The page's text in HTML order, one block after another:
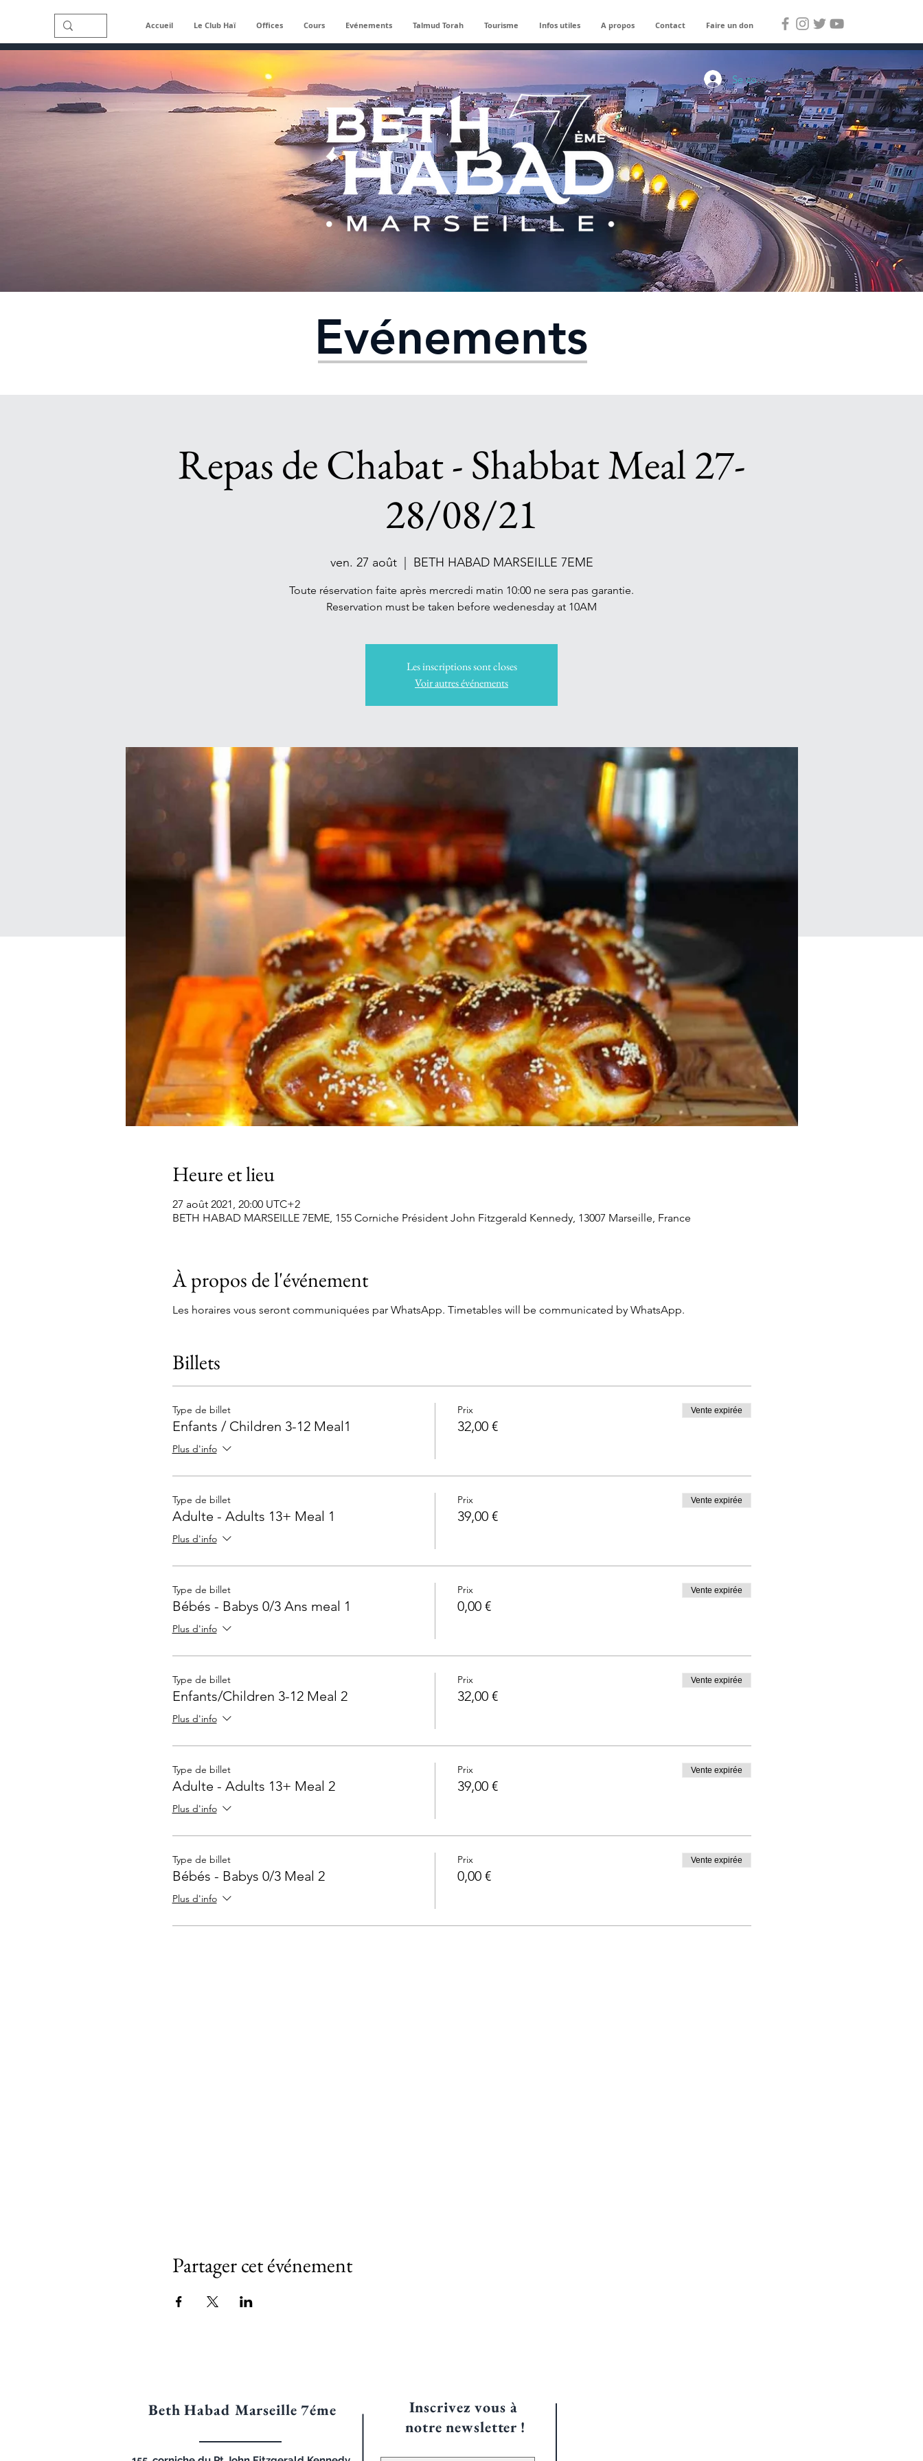
Accueil Le Club Haï Offices Cours Evénements Talmud Torah Tourisme Infos utiles A propos Contact Faire un don
Evénements
Repas de Chabat - Shabbat Meal 27-
28/08/21
ven. 27 août
  |
BETH HABAD MARSEILLE 7EME
Toute réservation faite après mercredi matin 10:00 ne sera pas garantie.
Reservation must be taken before wedenesday at 10AM
Les inscriptions sont closes
Voir autres événements
Heure et lieu
27 août 2021, 20:00 UTC+2
BETH HABAD MARSEILLE 7EME, 155 Corniche Président John Fitzgerald Kennedy, 13007 Marseille, France
À propos de l'événement
Les horaires vous seront communiquées par WhatsApp. Timetables will be communicated by WhatsApp.
Billets
Type de billet
Enfants / Children 3-12 Meal1
Plus d'info
Prix
32,00 €
Vente expirée
Type de billet
Adulte - Adults 13+ Meal 1
Plus d'info
Prix
39,00 €
Vente expirée
Type de billet
Bébés - Babys 0/3 Ans meal 1
Plus d'info
Prix
0,00 €
Vente expirée
Type de billet
Enfants/Children 3-12 Meal 2
Plus d'info
Prix
32,00 €
Vente expirée
Type de billet
Adulte - Adults 13+ Meal 2
Plus d'info
Prix
39,00 €
Vente expirée
Type de billet
Bébés - Babys 0/3 Meal 2
Plus d'info
Prix
0,00 €
Vente expirée
Partager cet événement
Se connecter
Beth Habad Marseille 7éme
Inscrivez vous à
notrenewsletter !